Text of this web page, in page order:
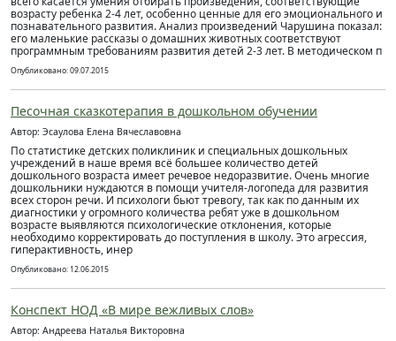
возрасту ребенка 2-4 лет, особенно ценные для его эмоционального и
познавательного развития. Анализ произведений Чарушина показал:
его маленькие рассказы о домашних животных соответствуют
программным требованиям развития детей 2-3 лет. В методическом п
Опубликовано: 09.07.2015
Песочная сказкотерапия в дошкольном обучении
Автор: Эсаулова Елена Вячеславовна
По статистике детских поликлиник и специальных дошкольных
учреждений в наше время всё большее количество детей
дошкольного возраста имеет речевое недоразвитие. Очень многие
дошкольники нуждаются в помощи учителя-логопеда для развития
всех сторон речи. И психологи бьют тревогу, так как по данным их
диагностики у огромного количества ребят уже в дошкольном
возрасте выявляются психологические отклонения, которые
необходимо корректировать до поступления в школу. Это агрессия,
гиперактивность, инер
Опубликовано: 12.06.2015
Конспект НОД «В мире вежливых слов»
Автор: Андреева Наталья Викторовна